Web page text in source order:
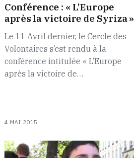
Conférence : « L’Europe
après la victoire de Syriza »
Le 11 Avril dernier, le Cercle des
Volontaires s’est rendu à la
conférence intitulée « L’Europe
après la victoire de…
4 MAI 2015